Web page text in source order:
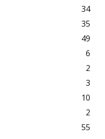
34
35
49
6
2
3
10
2
55